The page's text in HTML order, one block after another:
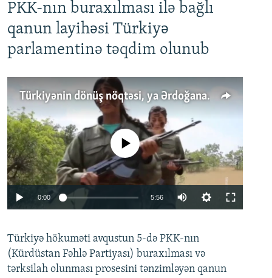
PKK-nın buraxılması ilə bağlı
qanun layihəsi Türkiyə
parlamentinə təqdim olunub
Türkiyənin dönüş nöqtəsi, ya Ərdoğana üçüncü şans: PKK ilə qəfil barışıq nə deməkdir?
Auto 240p 360p 480p
No media source currently available
0:00 5:56
360p
480p
Türkiyə hökuməti avqustun 5-də PKK-nın
(Kürdüstan Fəhlə Partiyası) buraxılması və
tərksilah olunması prosesini tənzimləyən qanun